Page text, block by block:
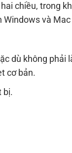
chiều, trong
Windows và
dù không phải
cơ bản.
bị.